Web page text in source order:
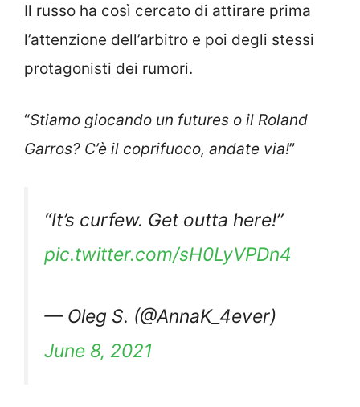
Il russo ha così cercato di attirare prima
l’attenzione dell’arbitro e poi degli stessi
protagonisti dei rumori.
“Stiamo giocando un futures o il Roland
Garros? C’è il coprifuoco, andate via!”
“It’s curfew. Get outta here!”
pic.twitter.com/sH0LyVPDn4
— Oleg S. (@AnnaK_4ever)
June 8, 2021